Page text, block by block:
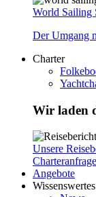
World Sailing
Der Umgang
Charter
Wir laden
Unsere
Angebote
Wissenswertes